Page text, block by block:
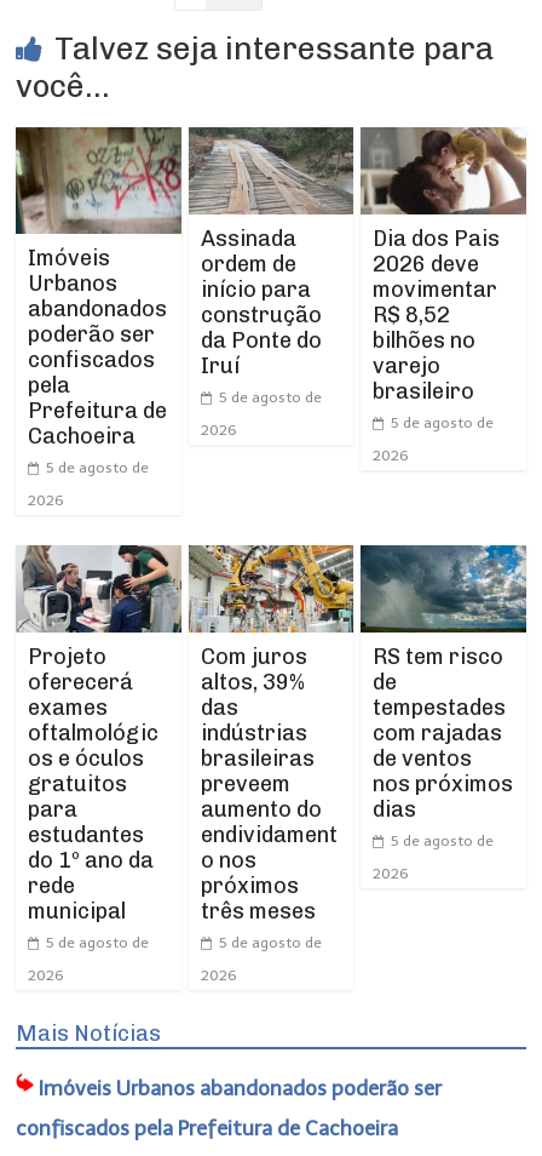
Talvez seja interessante para
você...
Imóveis
Urbanos
abandonados
poderão ser
confiscados
pela
Prefeitura de
Cachoeira
5 de agosto de
2026
Assinada
ordem de
início para
construção
da Ponte do
Iruí
5 de agosto de
2026
Dia dos Pais
2026 deve
movimentar
R$ 8,52
bilhões no
varejo
brasileiro
5 de agosto de
2026
Projeto
oferecerá
exames
oftalmológic
os e óculos
gratuitos
para
estudantes
do 1º ano da
rede
municipal
5 de agosto de
2026
Com juros
altos, 39%
das
indústrias
brasileiras
preveem
aumento do
endividament
o nos
próximos
três meses
5 de agosto de
2026
RS tem risco
de
tempestades
com rajadas
de ventos
nos próximos
dias
5 de agosto de
2026
Mais Notícias
Imóveis Urbanos abandonados poderão ser
confiscados pela Prefeitura de Cachoeira